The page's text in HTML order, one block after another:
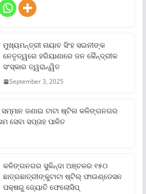
ମୁଖ୍ୟମନ୍ତ୍ରୀ ନାୟାବ ସିଂହ ସଇନୀଙ୍କ
ନେତୃତ୍ୱରେ ହରିୟାଣାରେ ଜନ କୈନ୍ଦ୍ରୀକ
ସଂସ୍କାର ତ୍ୱରାନ୍ୱିତ
September 3, 2025
ସମ୍ମାନ ଜଣାଇ ଟାଟା ଷ୍ଟିଲ କଳିଙ୍ଗନଗର
ସେବା ସପ୍ତାହ ପାଳିତ
କଳିଙ୍ଗନଗର ସୁକିନ୍ଦା ଅଞ୍ଚଳର ୧୫୦
ଛାତ୍ରଛାତ୍ରୀଙ୍କୁଟାଟା ଷ୍ଟିଲ୍ ଫାଉଣ୍ଡେସନ
ପକ୍ଷରୁ ଜ୍ୟୋତି ଫେଲୋସିପ୍‌